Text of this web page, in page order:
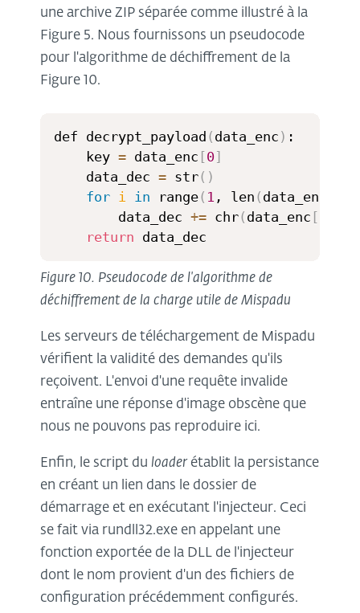
une archive ZIP séparée comme illustré à la
Figure 5. Nous fournissons un pseudocode
pour l'algorithme de déchiffrement de la
Figure 10.
def decrypt_payload ( data_enc ) :
	key
= data_enc [0]
	data_dec
= str( )
for i in range( 1 , len ( data_enc
		data_dec
+= chr( data_enc [
return data_dec
Figure 10. Pseudocode de l'algorithme de
déchiffrement de la charge utile de Mispadu
Les serveurs de téléchargement de Mispadu
vérifient la validité des demandes qu'ils
reçoivent. L'envoi d'une requête invalide
entraîne une réponse d'image obscène que
nous ne pouvons pas reproduire ici.
Enfin, le script du loaderétablit la persistance
en créant un lien dans le dossier de
démarrage et en exécutant l'injecteur. Ceci
se fait via rundll32.exe en appelant une
fonction exportée de la DLL de l'injecteur
dont le nom provient d'un des fichiers de
configuration précédemment configurés.